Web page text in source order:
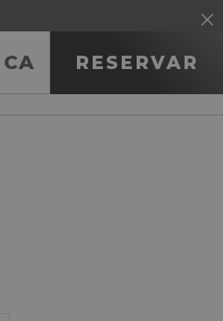
CA RESERVAR